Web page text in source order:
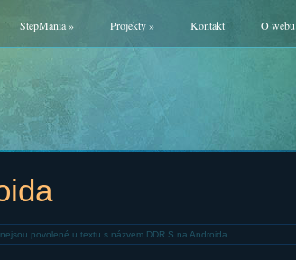
StepMania» Projekty» Kontakt O webu
povolené u textu s názvem DDR S na Androida